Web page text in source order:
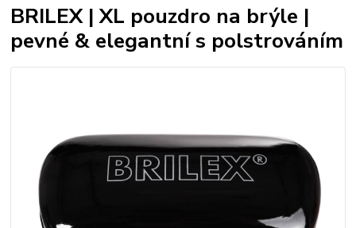
BRILEX | XL pouzdro na brýle |
pevné & elegantní s polstrováním